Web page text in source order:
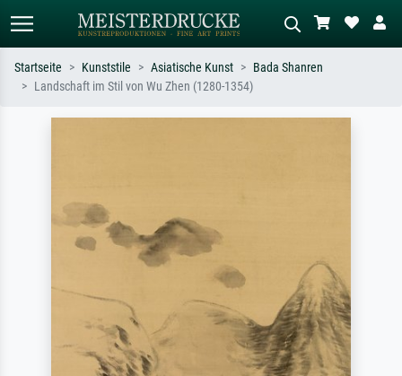
Startseite Kunststile Asiatische Kunst
Bada Shanren
Landschaft im Stil von Wu Zhen (1280-1354)